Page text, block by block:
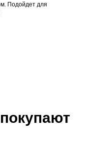
Подойдет для